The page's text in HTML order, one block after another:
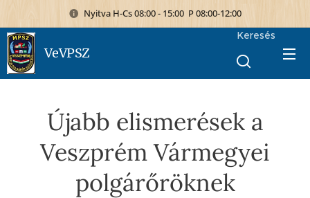
Nyitva H-Cs 08:00 - 15:00 P 08:00-12:00
VeVPSZ
Keresés
Újabb elismerések a
Veszprém Vármegyei
polgárőröknek